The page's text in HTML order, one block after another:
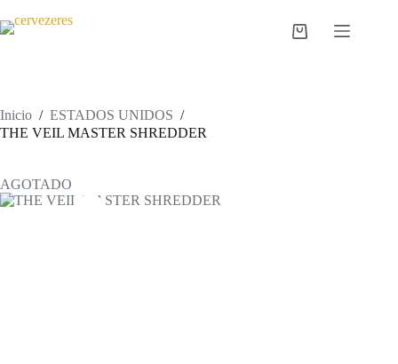
al
contenido
Carro
Inicio / ESTADOS UNIDOS /
THE VEIL MASTER SHREDDER
AGOTADO